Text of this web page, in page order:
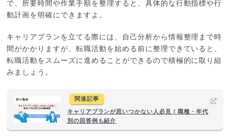
で、所要時間や作業手順を整理すると、具体的な行動指標や行
動計画を明確にできますよ。
キャリアプランを立てる際には、自己分析から情報整理まで時
間がかかりますが、転職活動を始める前に整理できていると、
転職活動をスムーズに進めることができるので積極的に取り組
みましょう。
関連記事
キャリアプランが思いつかない人必見！職種・年代
別の回答例も紹介